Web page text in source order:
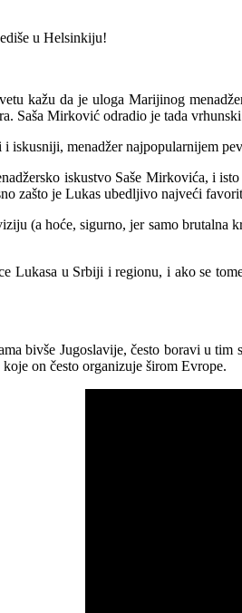
u Helsinkiju!
kažu da je uloga Marijinog
Saša Mirković odradio je tada
iskusniji, menadžer najpopularnijem
iskustvo Saše Mirkovića, i
zašto je Lukas ubedljivo najveći
(a hoće, sigurno, jer samo brutalna
Lukasa u Srbiji i regionu, i ako se
bivše Jugoslavije, često boravi u tim
on često organizuje širom Evrope.